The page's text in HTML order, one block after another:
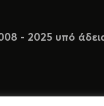
- 2025 υπό